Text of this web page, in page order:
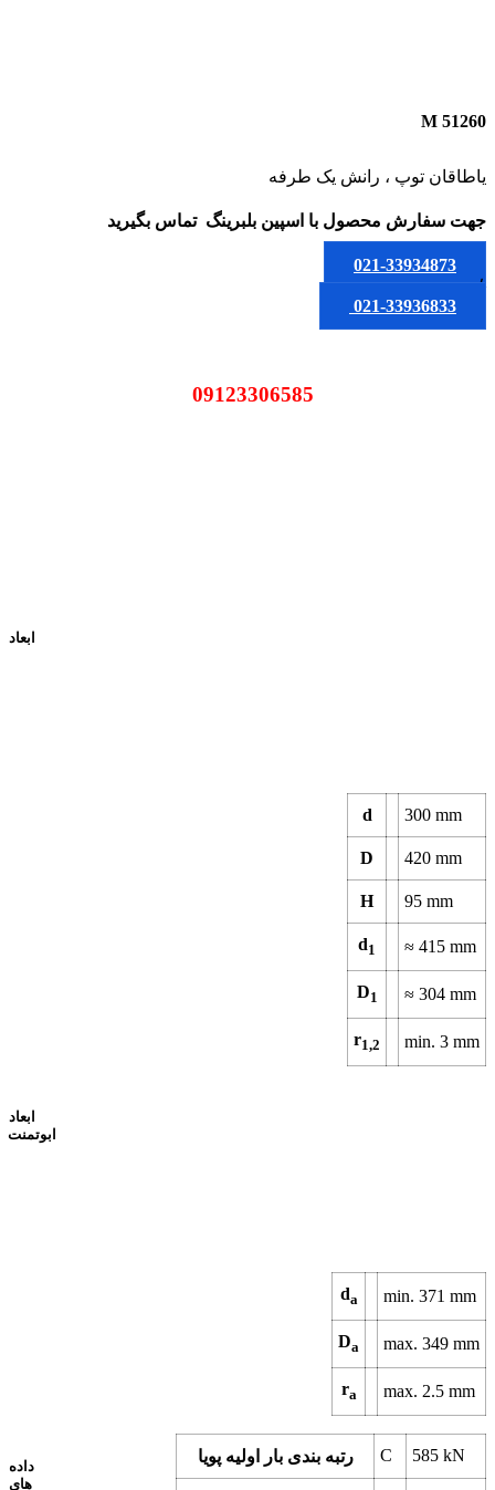
51260 M
یاطاقان توپ ، رانش یک طرفه
جهت سفارش محصول با اسپین بلبرینگ تماس بگیرید
021-33934873
یا
021-33936833
ابعاد
d 300 mm
D 420 mm
H 95 mm
d1 ≈ 415 mm
D1 ≈ 304 mm
r1,2 min. 3 mm
ابعاد
ابوتمنت
da min. 371 mm
Da max. 349 mm
ra max. 2.5 mm
داده
های
رتبه بندی بار اولیه پویا C 585 kN